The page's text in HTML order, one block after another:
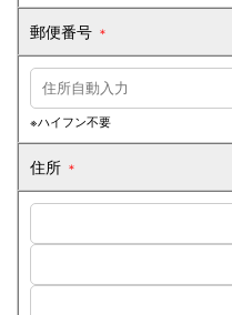
定住促進
郵便番号 ＊
※ハイフン不要
住所 ＊